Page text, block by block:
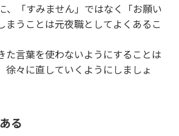
、「すみません」ではなく「お願い
まうことは元夜職としてよくあるこ
た言葉を使わないようにすることは
徐々に直していくようにしましょ
る